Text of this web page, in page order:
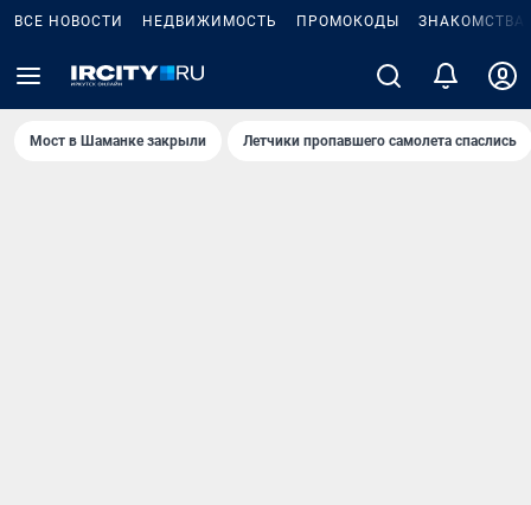
ВСЕ НОВОСТИ НЕДВИЖИМОСТЬ ПРОМОКОДЫ ЗНАКОМСТВА
Мост в Шаманке закрыли Летчики пропавшего самолета спаслись